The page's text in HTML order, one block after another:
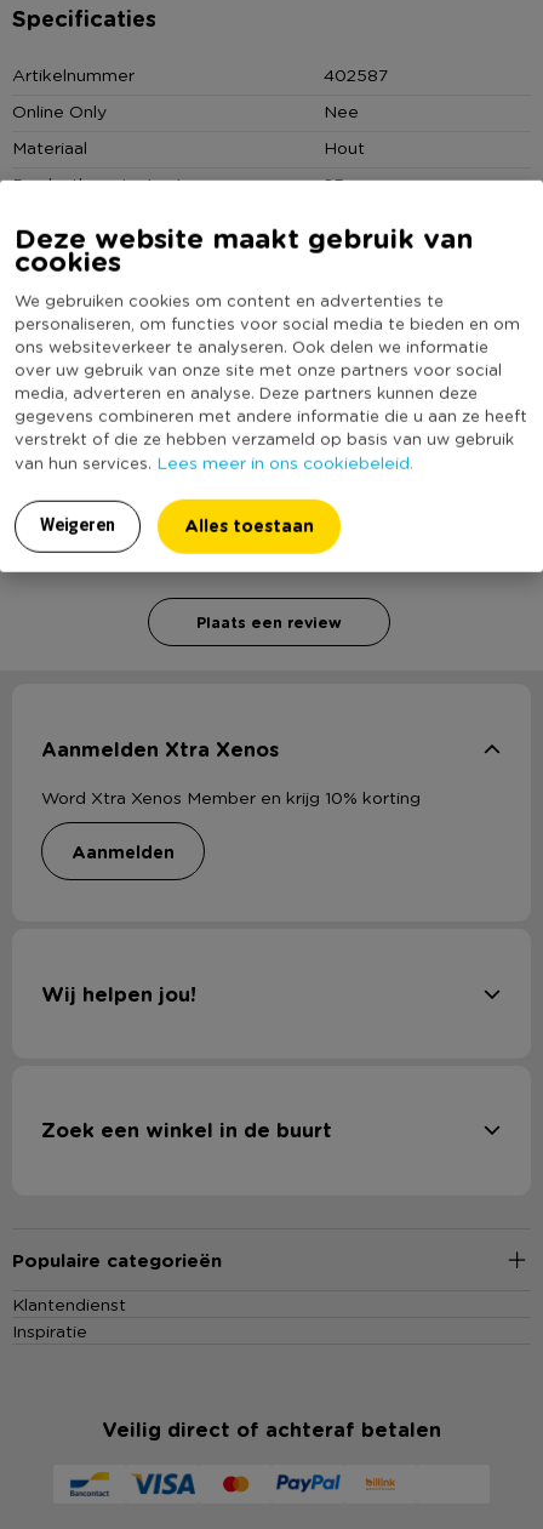
Deze website maakt gebruik van
cookies
We gebruiken cookies om content en advertenties te
personaliseren, om functies voor social media te bieden en om
ons websiteverkeer te analyseren. Ook delen we informatie
over uw gebruik van onze site met onze partners voor social
media, adverteren en analyse. Deze partners kunnen deze
gegevens combineren met andere informatie die u aan ze heeft
verstrekt of die ze hebben verzameld op basis van uw gebruik
van hun services. Lees meer in ons cookiebeleid.
Weigeren Alles toestaan
Zwarte stokjes
Specificaties
Artikelnummer
402587
Online Only
Nee
Materiaal
Hout
Producthoogte (cm)
25
Merk
ZENT
Duurzaamheidsscore
(Nog) geen score
bekend
Heb jij Geurstokjes 25 cm - navulbaar - zwart?
Schrijf een review!
Voor het schrijven van een review is een geldig e-mail adres nodig
ter verificatie.
Plaats een review
Aanmelden Xtra Xenos
Word Xtra Xenos Member en krijg 10% korting
aanmelden
Wij helpen jou!
Zoek een winkel in de buurt
Populaire categorieën
Klantendienst
Inspiratie
Veilig direct of achteraf betalen